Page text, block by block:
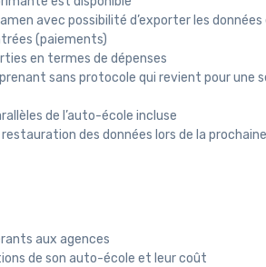
avec possibilité d’exporter les données
(paiements)
en termes de dépenses
sans protocole qui revient pour une
de l’auto-école incluse
des données lors de la
aux agences
de son auto-école et leur coût